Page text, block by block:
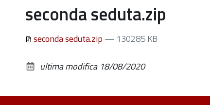
seconda seduta.zip
seconda seduta.zip — 130285 KB
ultima modifica 18/08/2020